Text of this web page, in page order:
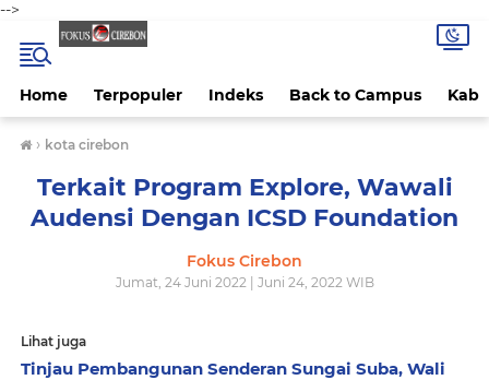
-->
Home Terpopuler Indeks Back to Campus Kab
› kota cirebon
Terkait Program Explore, Wawali
Audensi Dengan ICSD Foundation
Fokus Cirebon
Jumat, 24 Juni 2022 | Juni 24, 2022 WIB
Lihat juga
Tinjau Pembangunan Senderan Sungai Suba, Wali